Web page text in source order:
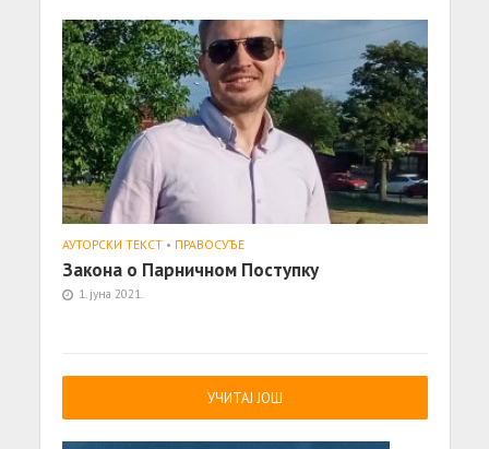
АУТОРСКИ ТЕКСТ • ПРАВОСУЂЕ
Закона о Парничном Поступку
1. јуна 2021.
УЧИТАЈ ЈОШ